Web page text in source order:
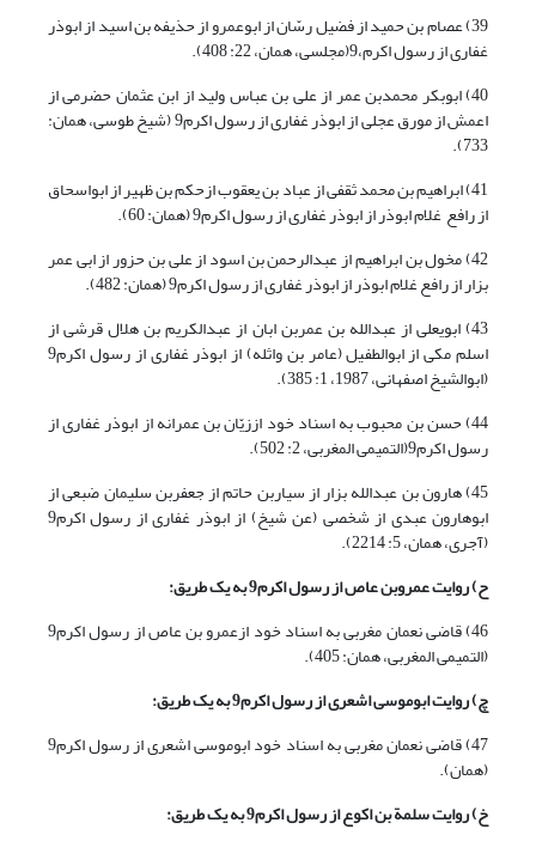
39) عصام بن حمید از فضیل رسّان از ابوعمرو از حذیفه بن اسید از ابوذر
غفاری از رسول اکرم،9(مجلسی، همان، 22: 408).
40) ابوبکر محمدبن عمر از علی بن عباس ولید از ابن عثمان حضرمی از
اعمش از مورق عجلی از ابوذر غفاری از رسول اکرم9 (شیخ طوسی، همان:
733).
41) ابراهیم بن محمد ثقفی از عباد بن یعقوب ازحکم بن ظهیر از ابواسحاق
از رافع غلام ابوذر از ابوذر غفاری از رسول اکرم9 (همان: 60).
42) مخول بن ابراهیم از عبدالرحمن بن اسود از علی بن حزور از ابی عمر
بزار از رافع غلام ابوذر از ابوذر غفاری از رسول اکرم9 (همان: 482).
43) ابویعلی از عبدالله بن عمربن ابان از عبدالکریم بن هلال قرشی از
اسلم مکی از ابوالطفیل (عامر بن واثله) از ابوذر غفاری از رسول اکرم9
(ابوالشیخ اصفهانی، 1987، 1: 385).
44) حسن بن محبوب به اسناد خود اززیّان بن عمرانه از ابوذر غفاری از
رسول اکرم9(التمیمی المغربی، 2: 502).
45) هارون بن عبدالله بزار از سیاربن حاتم از جعفربن سلیمان ضبعی از
ابوهارون عبدی از شخصی (عن شیخ) از ابوذر غفاری از رسول اکرم9
(آجری، همان، 5: 2214).
ح) روایت عمروبن عاص از رسول اکرم9به یک طریق:
46) قاضی نعمان مغربی به اسناد خود ازعمرو بن عاص از رسول اکرم9
(التمیمی المغربی، همان: 405).
چ) روایت ابوموسی اشعری از رسول اکرم9به یک طریق:
47) قاضی نعمان مغربی به اسناد خود ابوموسی اشعری از رسول اکرم9
(همان).
خ) روایت سلمة بن اکوع از رسول اکرم9به یک طریق: